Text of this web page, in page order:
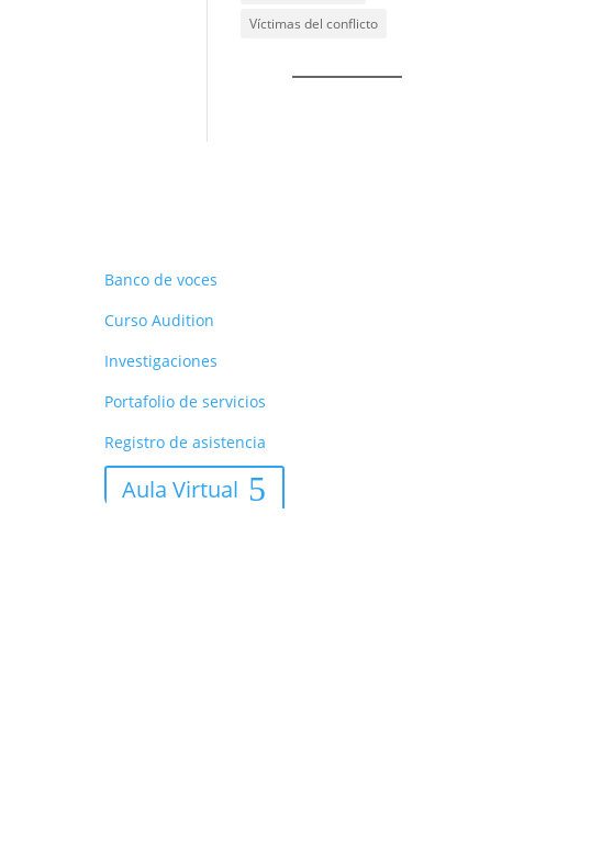
Víctimas del conflicto
Banco de voces
Curso Audition
Investigaciones
Portafolio de servicios
Registro de asistencia
Aula Virtual